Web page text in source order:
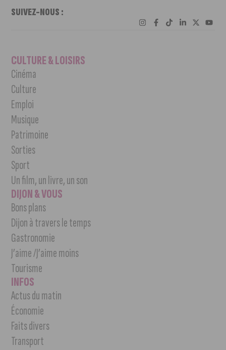
SUIVEZ-NOUS :
CULTURE & LOISIRS
Cinéma
Culture
Emploi
Musique
Patrimoine
Sorties
Sport
Un film, un livre, un son
DIJON & VOUS
Bons plans
Dijon à travers le temps
Gastronomie
J’aime /J’aime moins
Tourisme
INFOS
Actus du matin
Économie
Faits divers
Transport